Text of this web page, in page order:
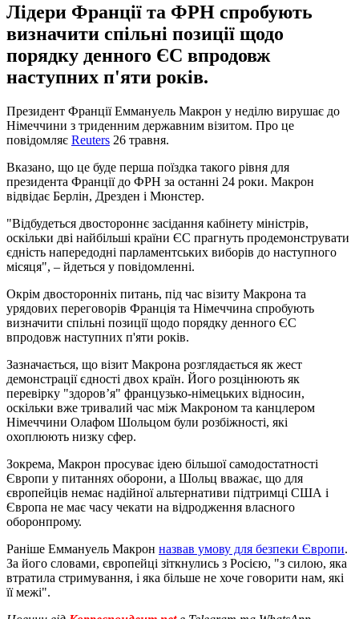
Лідери Франції та ФРН спробують
визначити спільні позиції щодо
порядку денного ЄС впродовж
наступних п'яти років.
Президент Франції Еммануель Макрон у неділю вирушає до
Німеччини з триденним державним візитом. Про це
повідомляє Reuters 26 травня.
Вказано, що це буде перша поїздка такого рівня для
президента Франції до ФРН за останні 24 роки. Макрон
відвідає Берлін, Дрезден і Мюнстер.
"Відбудеться двостороннє засідання кабінету міністрів,
оскільки дві найбільші країни ЄС прагнуть продемонструвати
єдність напередодні парламентських виборів до наступного
місяця", – йдеться у повідомленні.
Окрім двосторонніх питань, під час візиту Макрона та
урядових переговорів Франція та Німеччина спробують
визначити спільні позиції щодо порядку денного ЄС
впродовж наступних п'яти років.
Зазначається, що візит Макрона розглядається як жест
демонстрації єдності двох країн. Його розцінюють як
перевірку "здоров’я" французько-німецьких відносин,
оскільки вже тривалий час між Макроном та канцлером
Німеччини Олафом Шольцом були розбіжності, які
охоплюють низку сфер.
Зокрема, Макрон просуває ідею більшої самодостатності
Європи у питаннях оборони, а Шольц вважає, що для
європейців немає надійної альтернативи підтримці США і
Європа не має часу чекати на відродження власного
оборонпрому.
Раніше Еммануель Макрон назвав умову для безпеки Європи.
За його словами, європейці зіткнулись з Росією, "з силою, яка
втратила стримування, і яка більше не хоче говорити нам, які
її межі".